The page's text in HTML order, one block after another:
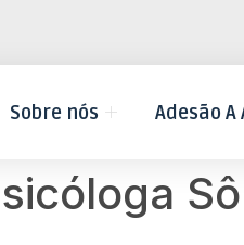
Sobre nós Adesão A